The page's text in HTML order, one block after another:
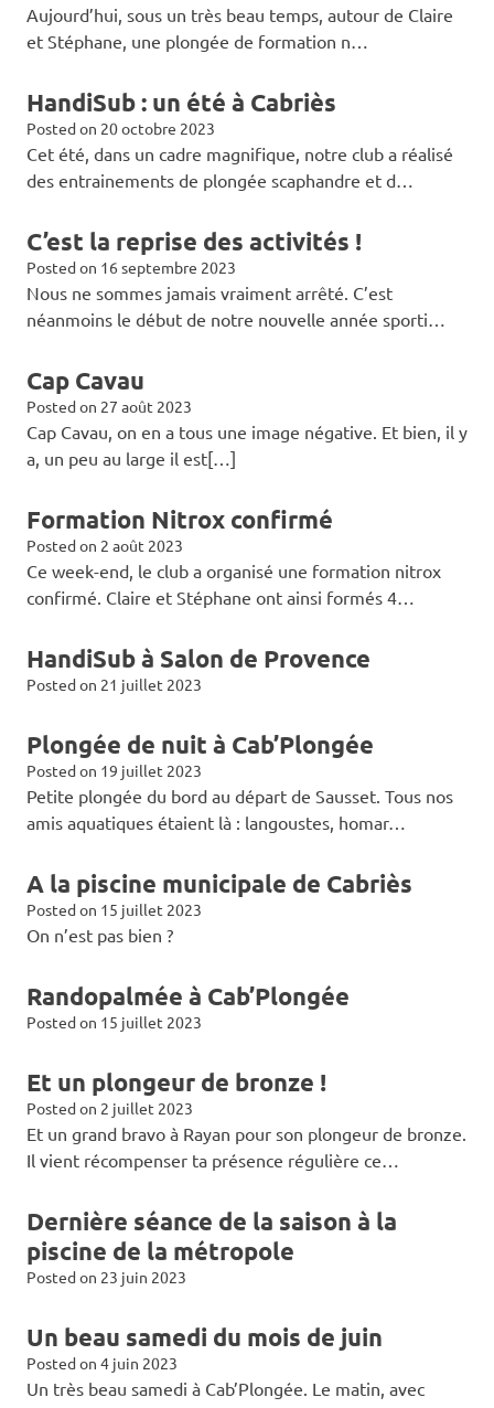
Aujourd’hui, sous un très beau temps, autour de Claire
et Stéphane, une plongée de formation n…
HandiSub : un été à Cabriès
Posted on 20 octobre 2023
Cet été, dans un cadre magnifique, notre club a réalisé
des entrainements de plongée scaphandre et d…
C’est la reprise des activités !
Posted on 16 septembre 2023
Nous ne sommes jamais vraiment arrêté. C’est
néanmoins le début de notre nouvelle année sporti…
Cap Cavau
Posted on 27 août 2023
Cap Cavau, on en a tous une image négative. Et bien, il y
a, un peu au large il est[…]
Formation Nitrox confirmé
Posted on 2 août 2023
Ce week-end, le club a organisé une formation nitrox
confirmé. Claire et Stéphane ont ainsi formés 4…
HandiSub à Salon de Provence
Posted on 21 juillet 2023
Plongée de nuit à Cab’Plongée
Posted on 19 juillet 2023
Petite plongée du bord au départ de Sausset. Tous nos
amis aquatiques étaient là : langoustes, homar…
A la piscine municipale de Cabriès
Posted on 15 juillet 2023
On n’est pas bien ?
Randopalmée à Cab’Plongée
Posted on 15 juillet 2023
Et un plongeur de bronze !
Posted on 2 juillet 2023
Et un grand bravo à Rayan pour son plongeur de bronze.
Il vient récompenser ta présence régulière ce…
Dernière séance de la saison à la
piscine de la métropole
Posted on 23 juin 2023
Un beau samedi du mois de juin
Posted on 4 juin 2023
Un très beau samedi à Cab’Plongée. Le matin, avec